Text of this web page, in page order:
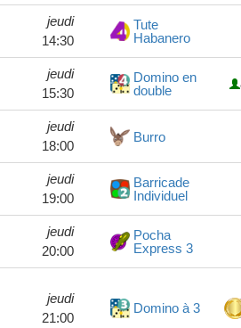
jeudi
14:30
Tute
Habanero
jeudi
15:30
Domino en
double
jeudi
18:00
Burro
jeudi
19:00
Barricade
Individuel
jeudi
20:00
Pocha
Express 3
jeudi
21:00
Domino à 3